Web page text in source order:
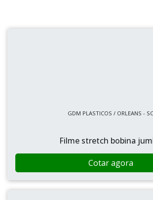
GDM PLASTICOS / ORLEANS - SC
Filme stretch bobina
Cotar agora